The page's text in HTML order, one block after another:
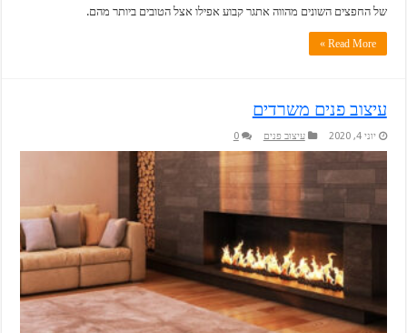
של החפצים השונים מהווה אתגר קבוע אפילו אצל הטובים ביותר מהם.
Read More »
עיצוב פנים משרדים
יוני 4, 2020 עיצוב פנים 0